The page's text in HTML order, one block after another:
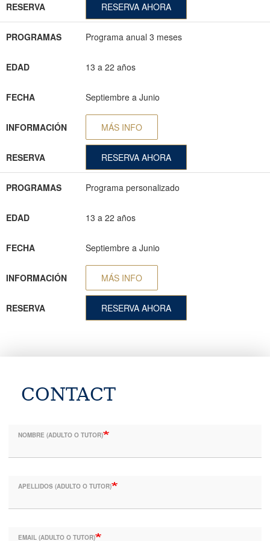
RESERVA RESERVA AHORA
PROGRAMAS Programa anual 3 meses
EDAD 13 a 22 años
FECHA Septiembre a Junio
INFORMACIÓN MÁS INFO
RESERVA RESERVA AHORA
PROGRAMAS Programa personalizado
EDAD 13 a 22 años
FECHA Septiembre a Junio
INFORMACIÓN MÁS INFO
RESERVA RESERVA AHORA
CONTACT
NOMBRE (ADULTO O TUTOR)
APELLIDOS (ADULTO O TUTOR)
EMAIL (ADULTO O TUTOR)